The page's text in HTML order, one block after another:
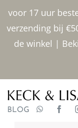
voor 17 uur
verzending bij
de winkel |
inhoud
BLOG